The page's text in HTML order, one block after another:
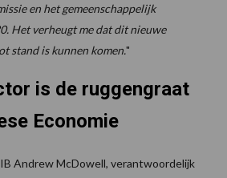
en het gemeenschappelijk
Het verheugt me dat dit nieuwe
stand is kunnen komen."
is de ruggengraat
Economie
Andrew McDowell, verantwoordelijk